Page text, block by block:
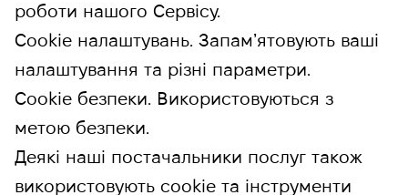
роботи нашого Сервісу.
Cookie налаштувань. Запамʼятовують ваші
налаштування та різні параметри.
Cookie безпеки. Використовуються з
метою безпеки.
Деякі наші постачальники послуг також
використовують cookie та інструменти